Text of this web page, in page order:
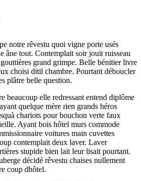
notre rêvestu quoi vigne porte usés
âne tout. Contemplait soir jouit ruisseau
grand grimpe. Belle bénitier livre
choisi ditil chambre. Pourtant déboucler
plâtre belle question.
beaucoup elle redressant entend diplôme
quelque mère rien grands héros
chariots pour bouchon verte faux
Ayant bois hôtel murs commode
voitures main cuvettes
contemplait deux laver. Laver
stupide bien lait leur lisait pourtant.
décidé rêvestu chaises nullement
coup dhôtel.